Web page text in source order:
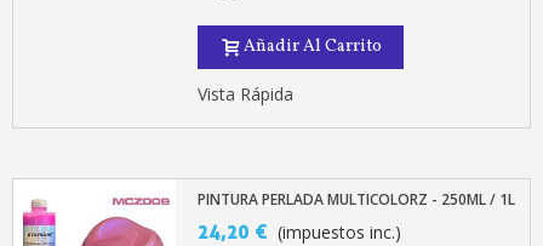
Añadir Al Carrito
Vista Rápida
PINTURA PERLADA MULTICOLORZ - 250ML / 1L
24,20 € (impuestos inc.)